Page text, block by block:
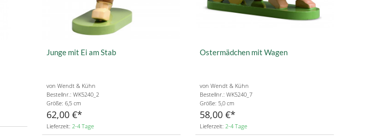
Junge mit Ei am Stab
von Wendt & Kühn
Bestellnr.: WK5240_2
Größe: 6,5 cm
62,00 €
Lieferzeit: 2-4 Tage
Ostermädchen mit Wagen
von Wendt & Kühn
Bestellnr.: WK5240_7
Größe: 5,0 cm
58,00 €
Lieferzeit: 2-4 Tage